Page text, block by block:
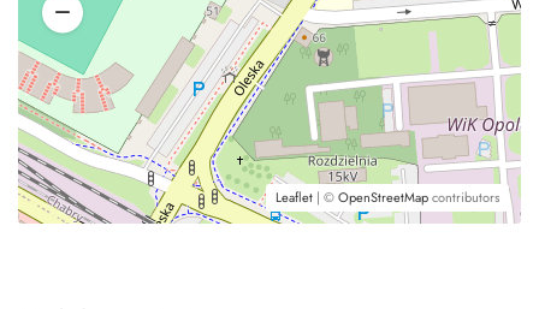
Leaflet | ©OpenStreetMapcontributors